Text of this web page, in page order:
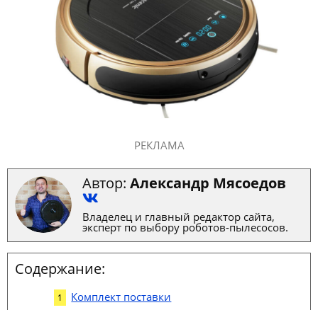
РЕКЛАМА
Автор: Александр Мясоедов
Владелец и главный редактор сайта,
эксперт по выбору роботов-пылесосов.
Содержание:
Комплект поставки